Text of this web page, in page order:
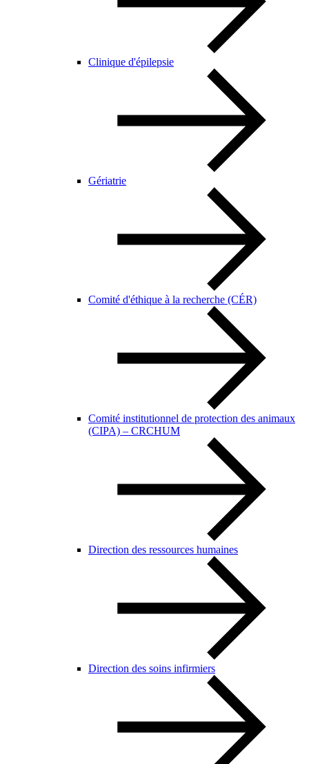
Clinique d'épilepsie
Gériatrie
Comité d'éthique à la recherche (CÉR)
Comité institutionnel de protection des animaux
(CIPA) – CRCHUM
Direction des ressources humaines
Direction des soins infirmiers